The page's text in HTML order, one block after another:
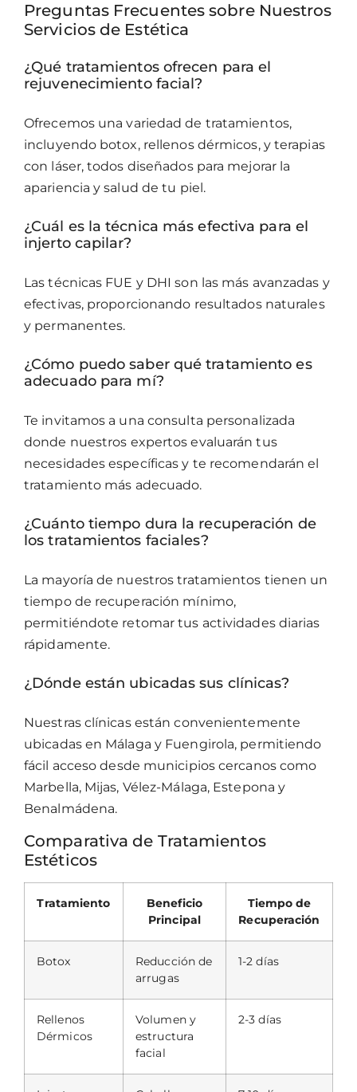
Preguntas Frecuentes sobre Nuestros
Servicios de Estética
¿Qué tratamientos ofrecen para el
rejuvenecimiento facial?
Ofrecemos una variedad de tratamientos,
incluyendo botox, rellenos dérmicos, y terapias
con láser, todos diseñados para mejorar la
apariencia y salud de tu piel.
¿Cuál es la técnica más efectiva para el
injerto capilar?
Las técnicas FUE y DHI son las más avanzadas y
efectivas, proporcionando resultados naturales
y permanentes.
¿Cómo puedo saber qué tratamiento es
adecuado para mí?
Te invitamos a una consulta personalizada
donde nuestros expertos evaluarán tus
necesidades específicas y te recomendarán el
tratamiento más adecuado.
¿Cuánto tiempo dura la recuperación de
los tratamientos faciales?
La mayoría de nuestros tratamientos tienen un
tiempo de recuperación mínimo,
permitiéndote retomar tus actividades diarias
rápidamente.
¿Dónde están ubicadas sus clínicas?
Nuestras clínicas están convenientemente
ubicadas en Málaga y Fuengirola, permitiendo
fácil acceso desde municipios cercanos como
Marbella, Mijas, Vélez-Málaga, Estepona y
Benalmádena.
Comparativa de Tratamientos
Estéticos
Tratamiento
Beneficio
Principal
Tiempo de
Recuperación
Botox
Reducción de
arrugas
1-2 días
Rellenos
Dérmicos
Volumen y
estructura
facial
2-3 días